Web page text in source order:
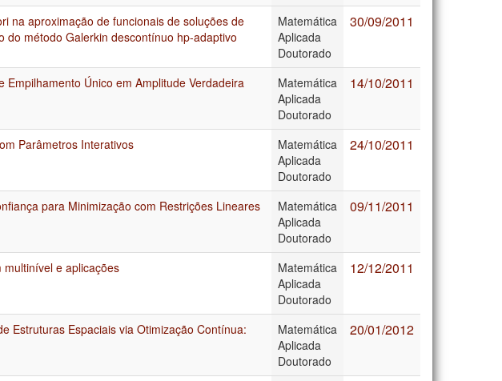
na aproximação de funcionais de soluções de
do método Galerkin descontínuo hp-adaptivo
Matemática
Aplicada
Doutorado
30/09/2011
Empilhamento Único em Amplitude Verdadeira
Matemática
Aplicada
Doutorado
14/10/2011
Parâmetros Interativos
Matemática
Aplicada
Doutorado
24/10/2011
para Minimização com Restrições Lineares
Matemática
Aplicada
Doutorado
09/11/2011
e aplicações
Matemática
Aplicada
Doutorado
12/12/2011
Estruturas Espaciais via Otimização Contínua:
Matemática
Aplicada
Doutorado
20/01/2012